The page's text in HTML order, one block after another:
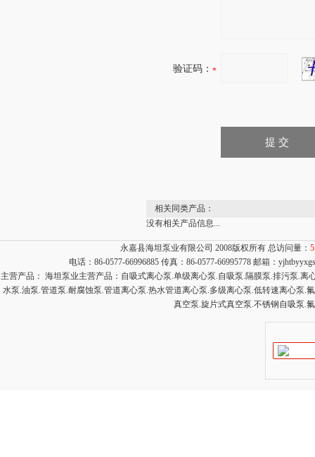
验证码：
相关同类产品：
没有相关产品信息...
永嘉县海坦泵业有限公司 2008版权所有 总访问量：
电话：86-0577-66996885 传真：86-0577-66995778 邮箱：
主营产品： 海坦泵业主营产品：自吸式离心泵.单级离心泵.自吸泵.隔膜泵.排污泵.
水泵.油泵.管道泵.耐腐蚀泵.管道离心泵.热水管道离心泵.多级离心泵.低转速离心泵
真空泵.旋片式真空泵.不锈钢自吸泵.